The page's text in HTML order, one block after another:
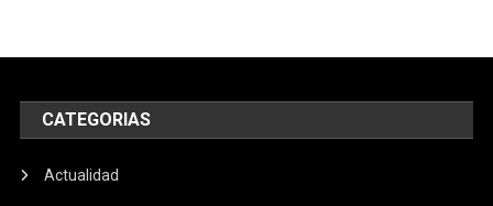
CATEGORIAS
Actualidad